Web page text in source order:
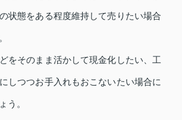
状態をある程度維持して売りたい場合
をそのまま活かして現金化したい、工
しつつお手入れもおこないたい場合に
う。